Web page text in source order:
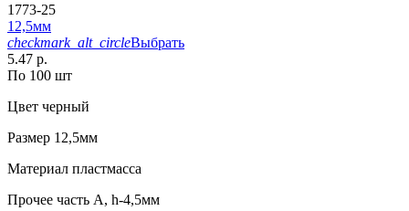
1773-25
12,5мм
checkmark_alt_circleВыбрать
5.47 р.
По 100 шт
Цвет черный
Размер 12,5мм
Материал пластмасса
Прочее часть A, h-4,5мм